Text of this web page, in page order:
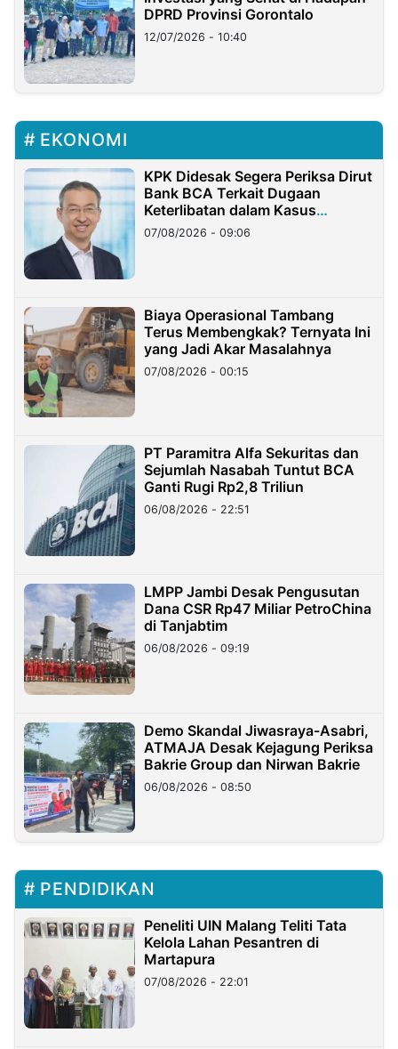
DPRD Provinsi Gorontalo
12/07/2026 - 10:40
EKONOMI
KPK Didesak Segera Periksa Dirut
Bank BCA Terkait Dugaan
Keterlibatan dalam Kasus
Hilangnya Dana Nasabah Rp2,58
Miliar
07/08/2026 - 09:06
Biaya Operasional Tambang
Terus Membengkak? Ternyata Ini
yang Jadi Akar Masalahnya
07/08/2026 - 00:15
PT Paramitra Alfa Sekuritas dan
Sejumlah Nasabah Tuntut BCA
Ganti Rugi Rp2,8 Triliun
06/08/2026 - 22:51
LMPP Jambi Desak Pengusutan
Dana CSR Rp47 Miliar PetroChina
di Tanjabtim
06/08/2026 - 09:19
Demo Skandal Jiwasraya-Asabri,
ATMAJA Desak Kejagung Periksa
Bakrie Group dan Nirwan Bakrie
06/08/2026 - 08:50
PENDIDIKAN
Peneliti UIN Malang Teliti Tata
Kelola Lahan Pesantren di
Martapura
07/08/2026 - 22:01